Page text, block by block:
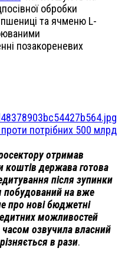
обробки
пшениці та ячменю L-
позакореневих
потрібних 500 млрд
отримав
коштів держава готова
після зупинки
побудований на вже
про нові бюджетні
можливостей
часом озвучила власний
в рази.